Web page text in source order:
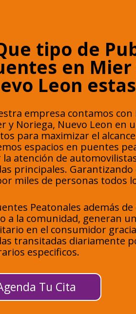
tipo de
en
Leon
empresa contamos con
y Noriega, Nuevo Leon en
para maximizar el
espacios en puentes
la atención de
principales.
miles de personas todos
Peatonales además
a la comunidad, generan
en el consumidor
transitadas diariamente
especificos.
Tu Cita